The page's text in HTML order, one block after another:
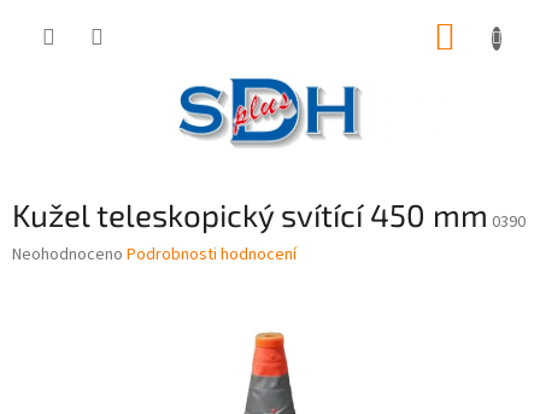
Kužel teleskopický svítící 450 mm 0390
Průměrné
Neohodnoceno Podrobnosti hodnocení